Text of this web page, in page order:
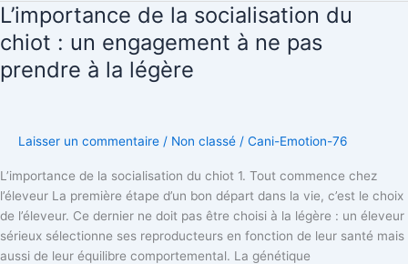
L’importance de la socialisation du
chiot : un engagement à ne pas
prendre à la légère
Laisser un commentaire / Non classé / Cani-Emotion-76
L’importance de la socialisation du chiot 1. Tout commence chez
l’éleveur La première étape d’un bon départ dans la vie, c’est le choix
de l’éleveur. Ce dernier ne doit pas être choisi à la légère : un éleveur
sérieux sélectionne ses reproducteurs en fonction de leur santé mais
aussi de leur équilibre comportemental. La génétique
L’importance
la
socialisation
engagement
à
ne
pas
prendre